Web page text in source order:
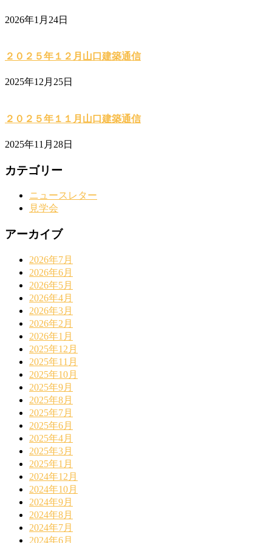
2026年1月24日
２０２５年１２月山口建築通信
2025年12月25日
２０２５年１１月山口建築通信
2025年11月28日
カテゴリー
ニュースレター
見学会
アーカイブ
2026年7月
2026年6月
2026年5月
2026年4月
2026年3月
2026年2月
2026年1月
2025年12月
2025年11月
2025年10月
2025年9月
2025年8月
2025年7月
2025年6月
2025年4月
2025年3月
2025年1月
2024年12月
2024年10月
2024年9月
2024年8月
2024年7月
2024年6月